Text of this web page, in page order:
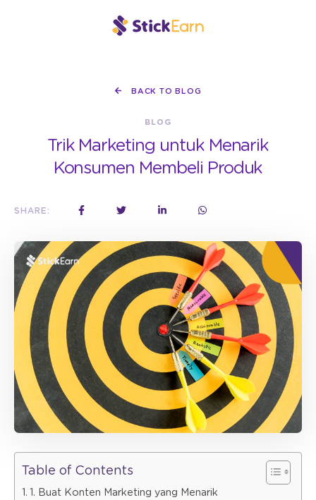
BACK TO BLOG
BLOG
Trik Marketing untuk Menarik
Konsumen Membeli Produk
SHARE:
Table of Contents
1. Buat Konten Marketing yang Menarik